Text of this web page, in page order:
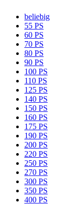
beliebig
55 PS
60 PS
70 PS
80 PS
90 PS
100 PS
110 PS
125 PS
140 PS
150 PS
160 PS
175 PS
190 PS
200 PS
220 PS
250 PS
270 PS
300 PS
350 PS
400 PS